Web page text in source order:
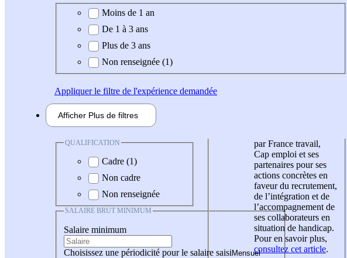
Expérience demandée
Moins de 1 an
De 1 à 3 ans
Plus de 3 ans
Non renseignée (1)
Appliquerle filtre de l'expérience demandée
Afficher Plus de filtres
QUALIFICATION
Cadre (1)
Non cadre
Non renseignée
SALAIRE BRUT MINIMUM
Salaire minimum
Choisissez une périodicité pour le salaire saisi
par France travail,
Cap emploi et ses
partenaires pour ses
actions concrètes en
faveur du recrutement,
de l’intégration et de
l’accompagnement de
ses collaborateurs en
situation de handicap.
Pour en savoir plus,
consultez cet article.